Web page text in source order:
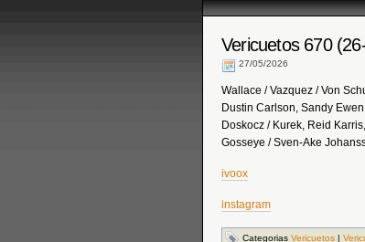
Vericuetos 670
27/05/2026
Wallace / Vazquez / Von
Dustin Carlson, Sandy
Doskocz / Kurek, Reid
Gosseye / Sven-Ake
ivoox
instagram
Categorias Vericuetos |